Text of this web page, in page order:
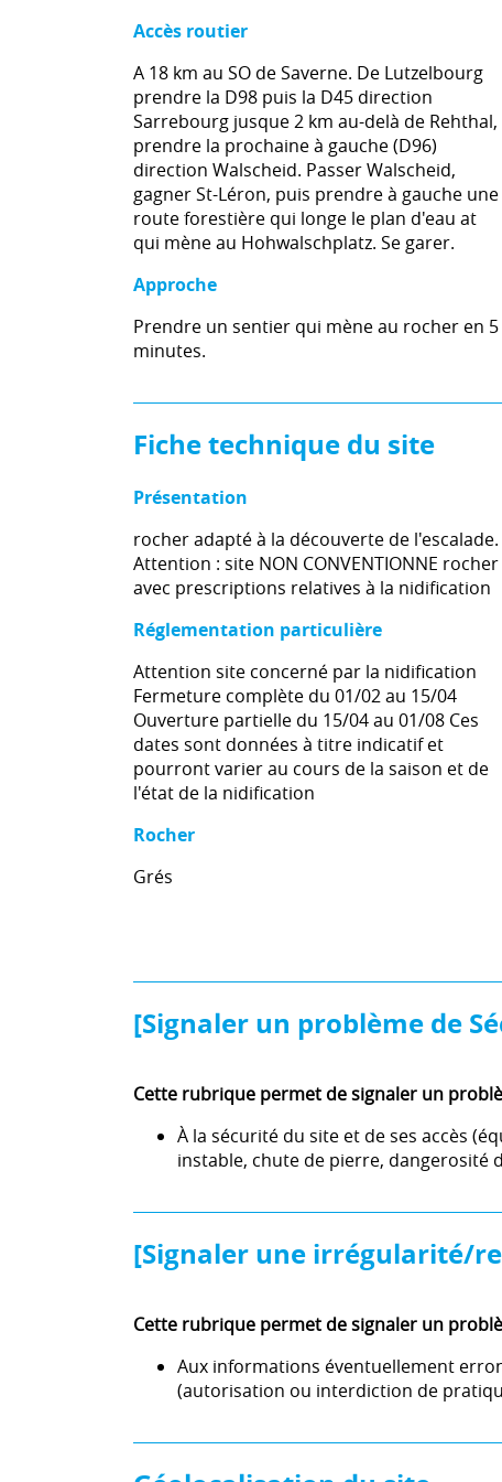
Accès routier
A 18 km au SO de Saverne. De Lutzelbourg
prendre la D98 puis la D45 direction
Sarrebourg jusque 2 km au-delà de Rehthal,
prendre la prochaine à gauche (D96)
direction Walscheid. Passer Walscheid,
gagner St-Léron, puis prendre à gauche une
route forestière qui longe le plan d'eau at
qui mène au Hohwalschplatz. Se garer.
Approche
Prendre un sentier qui mène au rocher en 5
minutes.
Fiche technique du site
Présentation
rocher adapté à la découverte de l'escalade.
Attention : site NON CONVENTIONNE rocher
avec prescriptions relatives à la nidification
Réglementation particulière
Attention site concerné par la nidification
Fermeture complète du 01/02 au 15/04
Ouverture partielle du 15/04 au 01/08 Ces
dates sont données à titre indicatif et
pourront varier au cours de la saison et de
l'état de la nidification
Rocher
Grés
[Signaler un problème de
Cette rubrique permet de signaler un
À la sécurité du site et de ses accès
instable, chute de pierre, dangerosité
[Signaler une irrégularité/
Cette rubrique permet de signaler un
Aux informations éventuellement
(autorisation ou interdiction de